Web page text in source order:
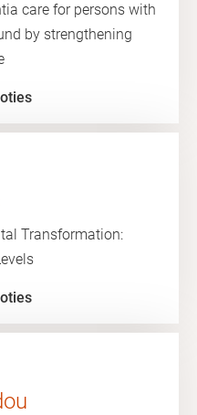
care for persons with
by strengthening
Transformation: